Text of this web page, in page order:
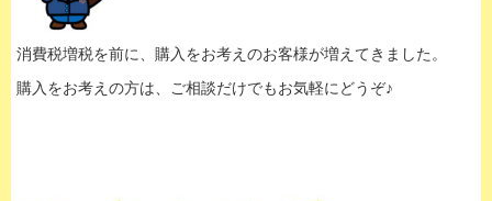
消費税増税を前に、購入をお考えのお客様が増えてきました。
購入をお考えの方は、ご相談だけでもお気軽にどうぞ♪